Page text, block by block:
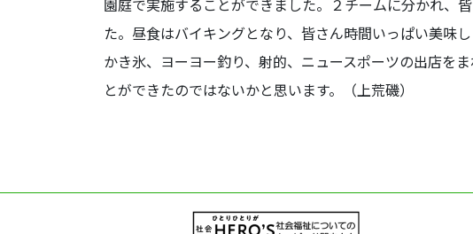
園庭で実施することができました。２チームに分かれ、
た。昼食はバイキングとなり、皆さん時間いっぱい美味
かき氷、ヨーヨー釣り、射的、ニュースポーツの出店を
とができたのではないかと思います。（上荒磯）